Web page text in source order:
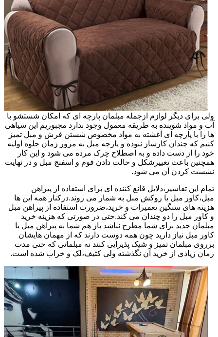
ولی برای دیگر لوازم ازجمله مبلمان پارچه ای که امکان شستشو با
آب و مواد شوینده به طریقه معمول وجود ندارد مجبوریم این سیاهی
ها را با پارچه ای آغشته به مواد مخصوص شستن فرش و مبل تمیز
کنیم که چندان کارساز نبوده و پارچه مبل به مرور زمان جلوه اولیه
خود را از دست داده و به اصطلاح چرک مرده می شود و این کار
همچنین باعث تغییرشکل و حالت دادن فوم و اسفنج مبل و در نهایت
نشست کردن آن می شود.
تمام این تفاسیر،دلایل قانع کننده ای برای استفاده از پیراهن
مبل،کاور مبل یا روکش مبل به شمار می روند.درکنار همه این ها
هزینه های سنگین تعمیرات و خرید،ضرورت استفاده از پیراهن مبل
و کاور مبل را دو چندان می کند.حتی در صورتی که هزینه خرید
مبلمان جدید برای شما مطرح نباشد باز هم شما به پیراهن مبل یا
کاور مبل نیاز دارید چون همه دوست دارند که از مهمان هایشان
برروی مبلمان تمیز و شیک پذیرایی کنند نه مبلمانی که حتی مدت
زمان زیادی از خرید آن نگذشته ولی کثیف،لک و خراب شده است.